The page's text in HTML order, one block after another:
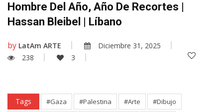
Hombre Del Año, Año De Recortes |
Hassan Bleibel | Líbano
by LatAm ARTE
Diciembre 31, 2025
238
3
Tags #Gaza #Palestina #Arte
#Dibujo